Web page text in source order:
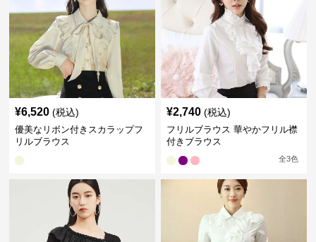
¥6,520 (税込)
優美なリボン付きスカラップフ
リルブラウス
¥2,740 (税込)
フリルブラウス 華やかフリル襟
付きブラウス
全3色